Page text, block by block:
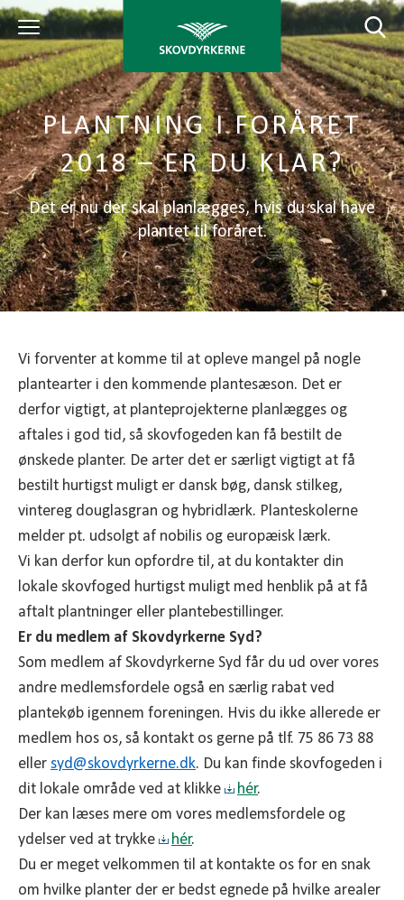
PLANTNING I FORÅRET
2018 – ER DU KLAR?
Det er nu der skal planlægges, hvis du skal have
plantet til foråret.
Vi forventer at komme til at opleve mangel på nogle
plantearter i den kommende plantesæson. Det er
derfor vigtigt, at planteprojekterne planlægges og
aftales i god tid, så skovfogeden kan få bestilt de
ønskede planter. De arter det er særligt vigtigt at få
bestilt hurtigst muligt er dansk bøg, dansk stilkeg,
vintereg douglasgran og hybridlærk. Planteskolerne
melder pt. udsolgt af nobilis og europæisk lærk.
Vi kan derfor kun opfordre til, at du kontakter din
lokale skovfoged hurtigst muligt med henblik på at få
aftalt plantninger eller plantebestillinger.
Er du medlem af Skovdyrkerne Syd?
Som medlem af Skovdyrkerne Syd får du ud over vores
andre medlemsfordele også en særlig rabat ved
plantekøb igennem foreningen. Hvis du ikke allerede er
medlem hos os, så kontakt os gerne på tlf. 75 86 73 88
eller syd@skovdyrkerne.dk. Du kan finde skovfogeden i
dit lokale område ved at klikke
hér.
Der kan læses mere om vores medlemsfordele og
ydelser ved at trykke
hér.
Du er meget velkommen til at kontakte os for en snak
om hvilke planter der er bedst egnede på hvilke arealer